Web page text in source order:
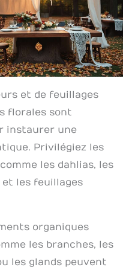
et de feuillages
florales sont
instaurer une
Privilégiez les
les dahlias, les
et les feuillages
organiques
les branches, les
les glands peuvent